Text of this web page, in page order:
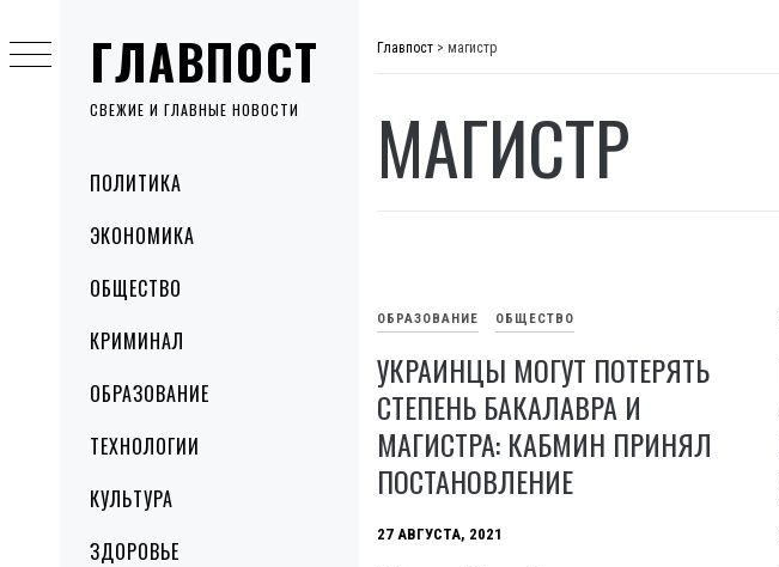
ГЛАВПОСТ
СВЕЖИЕ И ГЛАВНЫЕ НОВОСТИ
MenuПОЛИТИКА
ЭКОНОМИКА
ОБЩЕСТВО
КРИМИНАЛ
ОБРАЗОВАНИЕ
ТЕХНОЛОГИИ
КУЛЬТУРА
ЗДОРОВЬЕ
to
content
Главпост > магистр
МАГИСТР
ОБРАЗОВАНИЕ ОБЩЕСТВО
УКРАИНЦЫ МОГУТ ПОТЕРЯТЬ
СТЕПЕНЬ БАКАЛАВРА И
МАГИСТРА: КАБМИН ПРИНЯЛ
ПОСТАНОВЛЕНИЕ
27 АВГУСТА, 2021